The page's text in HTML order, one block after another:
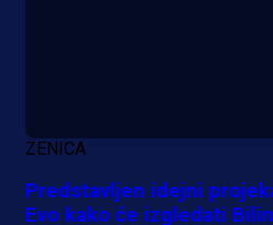
ZENICA
Predstavljen idejni
Evo kako će izgledati